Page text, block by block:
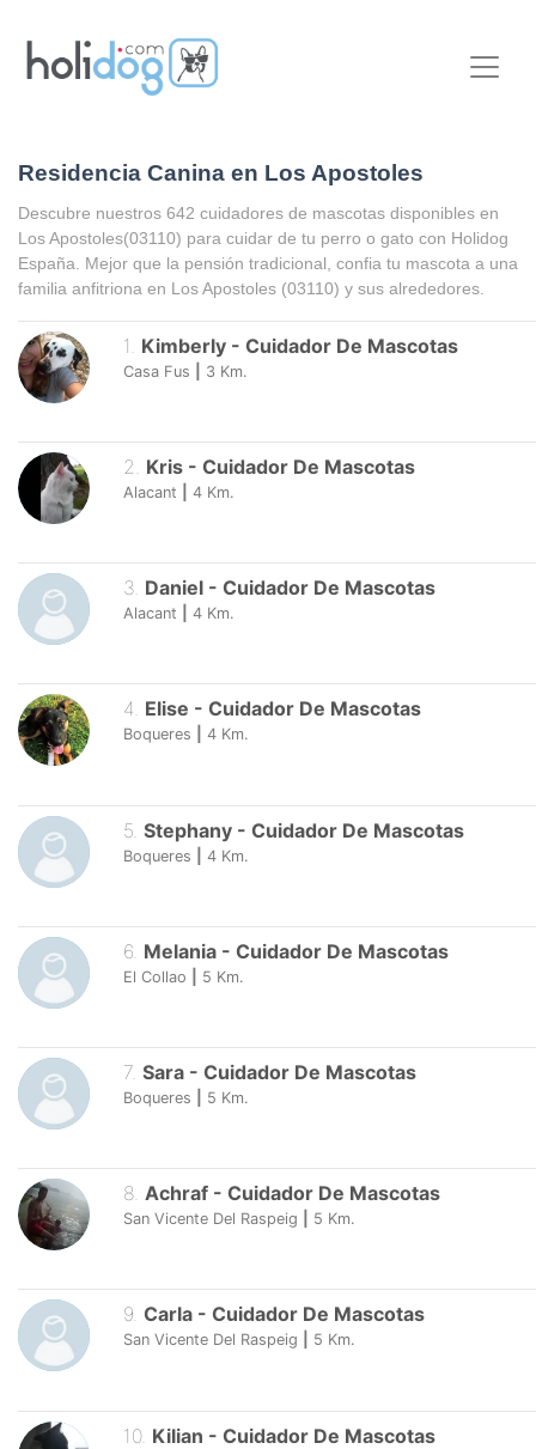
Residencia Canina en Los Apostoles
Descubre nuestros 642 cuidadores de mascotas disponibles en
Los Apostoles(03110) para cuidar de tu perro o gato con Holidog
España. Mejor que la pensión tradicional, confia tu mascota a una
familia anfitriona en Los Apostoles (03110) y sus alrededores.
1 Kimberly - Cuidador De Mascotas
Casa Fus 3 Km.
2. Kris - Cuidador De Mascotas
Alacant 4 Km.
3. Daniel - Cuidador De Mascotas
Alacant 4 Km.
4. Elise - Cuidador De Mascotas
Boqueres 4 Km.
5 Stephany - Cuidador De Mascotas
Boqueres 4 Km.
6 Melania - Cuidador De Mascotas
El Collao 5 Km.
7. Sara - Cuidador De Mascotas
Boqueres 5 Km.
8. Achraf - Cuidador De Mascotas
San Vicente Del Raspeig 5 Km.
9. Carla - Cuidador De Mascotas
San Vicente Del Raspeig 5 Km.
10. Kilian - Cuidador De Mascotas